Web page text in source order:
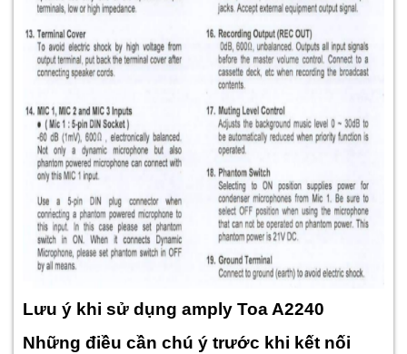
Lưu ý khi sử dụng amply Toa A2240
Những điều cần chú ý trước khi kết nối